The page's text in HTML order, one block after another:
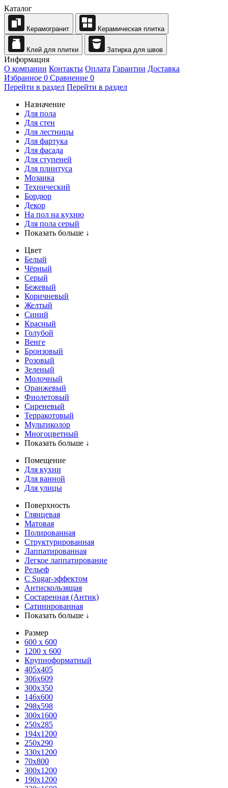
Каталог
Керамогранит Керамическая плитка
Клей для плитки Затирка для швов
Информация
О компании Контакты Оплата Гарантии Доставка
Избранное 0 Сравнение 0
Перейти в раздел Перейти в раздел
Назначение
Для пола
Для стен
Для лестницы
Для фартука
Для фасада
Для ступеней
Для плинтуса
Мозаика
Технический
Бордюр
Декор
На пол на кухню
Для пола серый
Показать больше ↓
Цвет
Белый
Чёрный
Серый
Бежевый
Коричневый
Желтый
Синий
Красный
Голубой
Венге
Бронзовый
Розовый
Зеленый
Молочный
Оранжевый
Фиолетовый
Сиреневый
Терракотовый
Мультиколор
Многоцветный
Показать больше ↓
Помещение
Для кухни
Для ванной
Для улицы
Поверхность
Глянцевая
Матовая
Полированная
Структурированная
Лаппатированная
Легкое лаппатирование
Рельеф
С Sugar-эффектом
Антискользящая
Состаренная (Антик)
Сатинированная
Показать больше ↓
Размер
600 х 600
1200 х 600
Крупноформатный
405x405
306x609
300x350
146x600
298x598
300x1600
250x285
194x1200
250x290
330x1200
70x800
300x1200
190x1200